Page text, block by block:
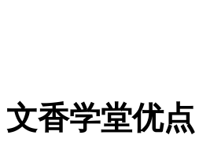
文香学堂优点